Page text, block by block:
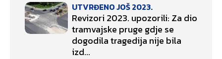
UTVRĐENO JOŠ 2023.
Revizori 2023. upozorili: Za dio
tramvajske pruge gdje se
dogodila tragedija nije bila
izd...